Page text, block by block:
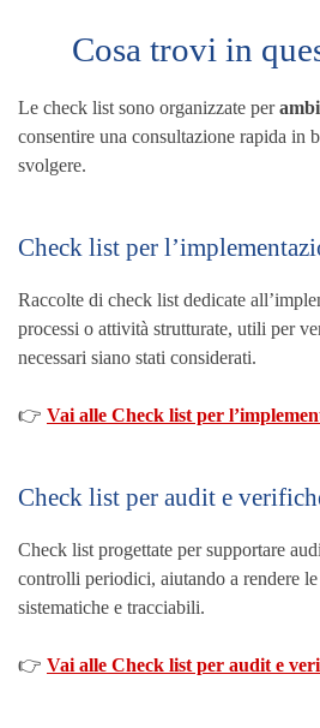
Cosa trovi in
Le check list sono organizzate per
consentire una consultazione rapida in
svolgere.
Check list per
Raccolte di check list dedicate
processi o attività strutturate, utili per
necessari siano stati considerati.
👉 Vai alle Check list per
Check list per audit e
Check list progettate per supportare
controlli periodici, aiutando a rendere
sistematiche e tracciabili.
👉 Vai alle Check list per audit e